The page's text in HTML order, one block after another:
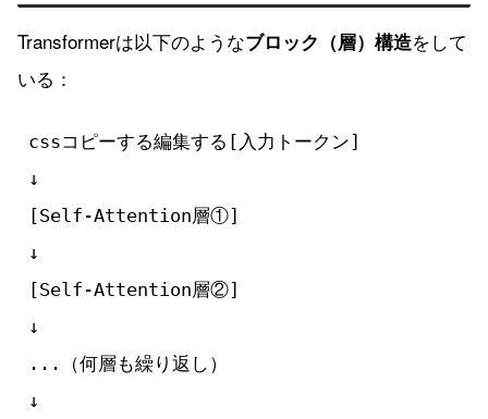
Transformerは以下のようなブロック（層）構造をして
いる：
cssコピーする編集する [入力トークン]
↓
[Self-Attention層①]
↓
[Self-Attention層②]
↓
...（何層も繰り返し）
↓